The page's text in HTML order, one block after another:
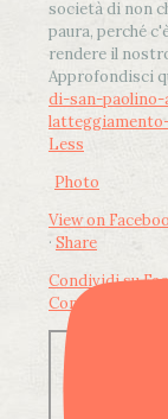
società di non
paura, perché
rendere il
Approfondisci
di-san-
Less
Photo
View on
· Share
Condividi su
Condividi su